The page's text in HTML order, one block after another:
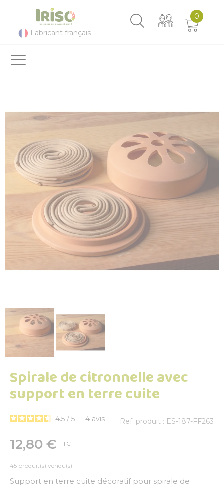
Fabricant français
0
Spirale de citronnelle avec
support en terre cuite
4.5 / 5 - 4 avis Ref. produit : ES-187-FF263
12,80 € TTC
45 produit(s) vendu(s)
Support en terre cuite décoratif pour spirale de
Panneau de gestion des cookies